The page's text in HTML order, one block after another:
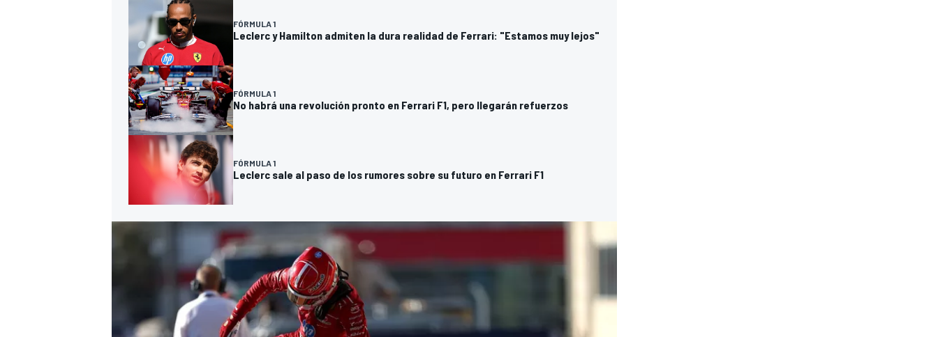
MÁS CATEGORÍAS
FÓRMULA 1
Leclerc y Hamilton admiten la dura realidad de Ferrari: "Estamos muy lejos"
FÓRMULA 1
No habrá una revolución pronto en Ferrari F1, pero llegarán refuerzos
FÓRMULA 1
Leclerc sale al paso de los rumores sobre su futuro en Ferrari F1